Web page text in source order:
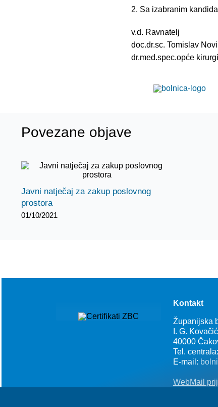
2. Sa izabranim
v.d. Ravnatelj
doc.dr.sc. Tomislav
dr.med.spec.opće
Povezane objave
Javni natječaj za zakup poslovnog
prostora
01/10/2021
Kontakt
Županijska
I. G.
40000
Tel. centrala:
E-mail:
WebMail